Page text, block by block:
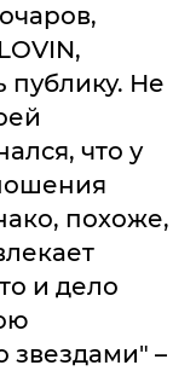
публику. Не
что у
похоже,
и дело
звездами" –